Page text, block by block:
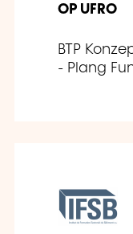
OP UFRO
BTP
- Plang